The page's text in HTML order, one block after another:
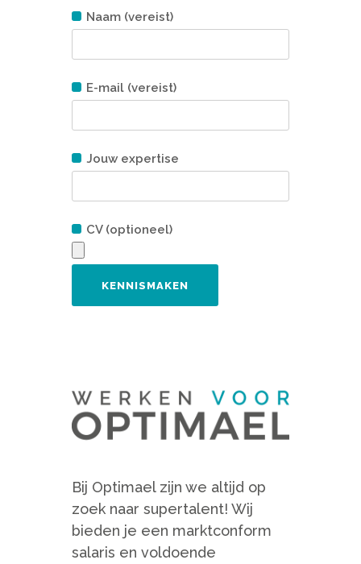
Naam (vereist)
E-mail (vereist)
Jouw expertise
CV (optioneel)
Bij Optimael zijn we altijd op
zoek naar supertalent! Wij
bieden je een marktconform
salaris en voldoende